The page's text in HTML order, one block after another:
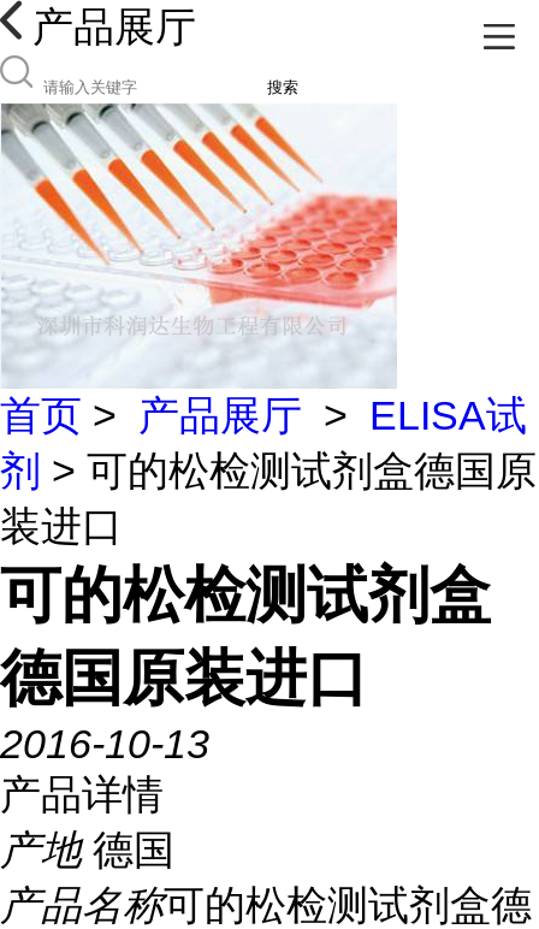
产品展厅
搜索
首页 > 产品展厅 > ELISA试
剂 > 可的松检测试剂盒德国原
装进口
可的松检测试剂盒
德国原装进口
2016-10-13
产品详情
产地 德国
产品名称可的松检测试剂盒德